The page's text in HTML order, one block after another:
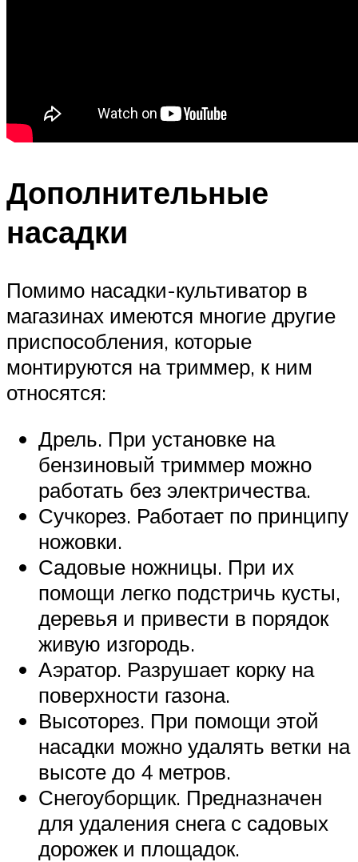
Дополнительные
насадки
Помимо насадки-культиватор в
магазинах имеются многие другие
приспособления, которые
монтируются на триммер, к ним
относятся:
Дрель. При установке на
бензиновый триммер можно
работать без электричества.
Сучкорез. Работает по принципу
ножовки.
Садовые ножницы. При их
помощи легко подстричь кусты,
деревья и привести в порядок
живую изгородь.
Аэратор. Разрушает корку на
поверхности газона.
Высоторез. При помощи этой
насадки можно удалять ветки на
высоте до 4 метров.
Снегоуборщик. Предназначен
для удаления снега с садовых
дорожек и площадок.